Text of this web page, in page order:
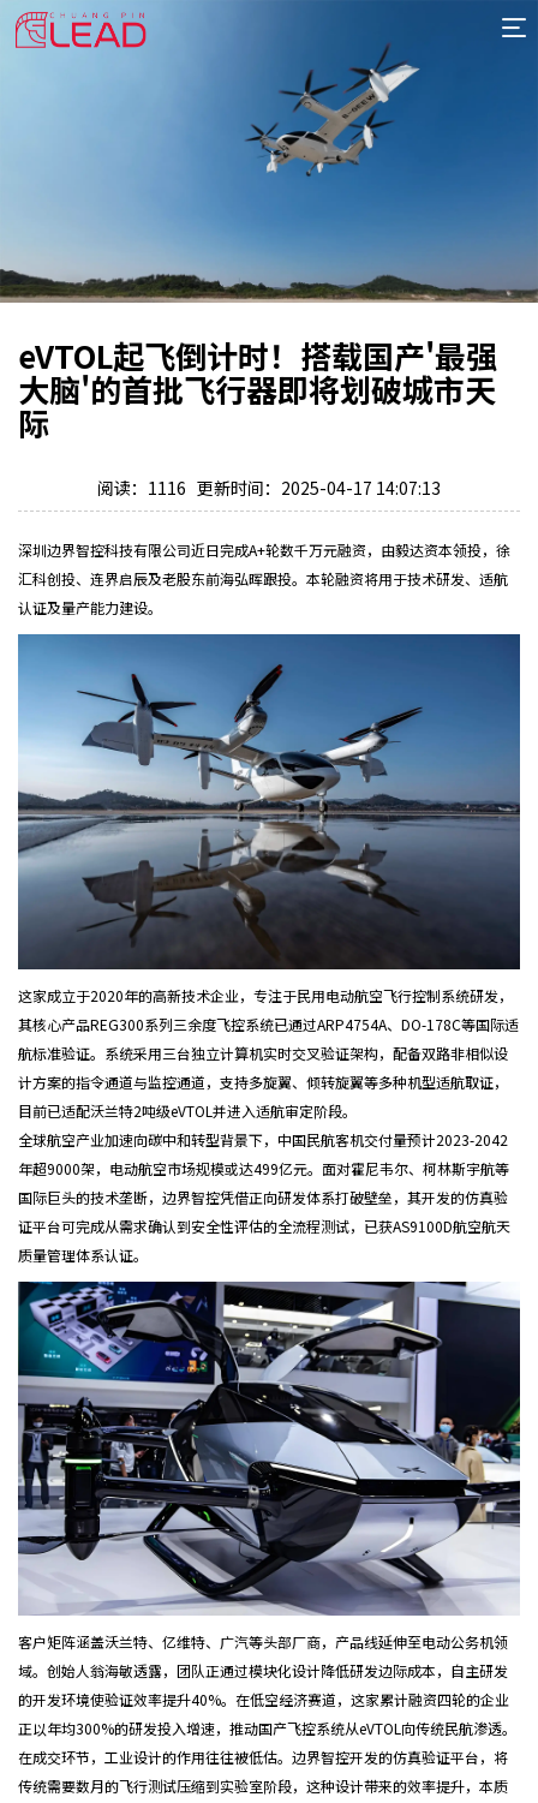
首
价
新
eVTOL起飞倒计时！搭载国产'最强
大脑'的首批飞行器即将划破城市天
际
阅读：1116 更新时间：2025-04-17 14:07:13
深圳边界智控科技有限公司近日完成A+轮数千万元融资，由毅达资本领投，徐
汇科创投、连界启辰及老股东前海弘晖跟投。本轮融资将用于技术研发、适航
认证及量产能力建设。
这家成立于2020年的高新技术企业，专注于民用电动航空飞行控制系统研发，
其核心产品REG300系列三余度飞控系统已通过ARP4754A、DO-178C等国际适
航标准验证。系统采用三台独立计算机实时交叉验证架构，配备双路非相似设
计方案的指令通道与监控通道，支持多旋翼、倾转旋翼等多种机型适航取证，
目前已适配沃兰特2吨级eVTOL并进入适航审定阶段。
全球航空产业加速向碳中和转型背景下，中国民航客机交付量预计2023-2042
年超9000架，电动航空市场规模或达499亿元。面对霍尼韦尔、柯林斯宇航等
国际巨头的技术垄断，边界智控凭借正向研发体系打破壁垒，其开发的仿真验
证平台可完成从需求确认到安全性评估的全流程测试，已获AS9100D航空航天
质量管理体系认证。
客户矩阵涵盖沃兰特、亿维特、广汽等头部厂商，产品线延伸至电动公务机领
域。创始人翁海敏透露，团队正通过模块化设计降低研发边际成本，自主研发
的开发环境使验证效率提升40%。在低空经济赛道，这家累计融资四轮的企业
正以年均300%的研发投入增速，推动国产飞控系统从eVTOL向传统民航渗透。
在成交环节，工业设计的作用往往被低估。边界智控开发的仿真验证平台，将
传统需要数月的飞行测试压缩到实验室阶段，这种设计带来的效率提升，本质